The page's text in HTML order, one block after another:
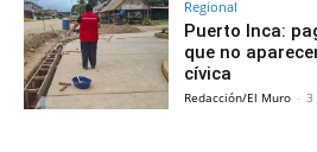
Regional
Puerto Inca:
que no
cívica
Redacción/El Muro - 3